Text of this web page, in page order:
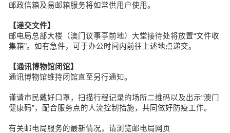
邮政信箱及易邮箱服务将如常供用户使用。
【递交文件】
邮电局总部大楼（澳门议事亭前地）大堂接待处将放置“文件收
集箱”。如有急件，可于办公时间内前往上述地点递交。
【通讯博物馆闭馆】
通讯博物馆维持闭馆直至另行通知。
谨请市民戴好口罩，扫描行程记录的场所二维码以及出示“澳门
健康码”，配合服务点的人流控制措施，共同做好防疫工作。
有关邮电局服务的最新情况，请浏览邮电局网页